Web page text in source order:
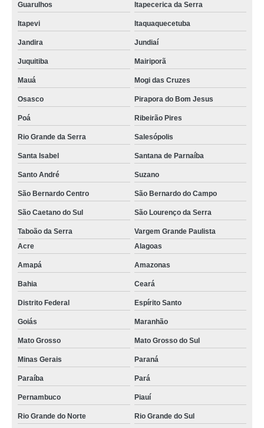
Guarulhos Itapecerica da Serra
Itapevi Itaquaquecetuba
Jandira Jundiaí
Juquitiba Mairiporã
Mauá Mogi das Cruzes
Osasco Pirapora do Bom Jesus
Poá Ribeirão Pires
Rio Grande da Serra Salesópolis
Santa Isabel Santana de Parnaíba
Santo André Suzano
São Bernardo Centro São Bernardo do Campo
São Caetano do Sul São Lourenço da Serra
Taboão da Serra
Vargem Grande Paulista
Acre
Alagoas
Amapá Amazonas
Bahia Ceará
Distrito Federal Espírito Santo
Goiás Maranhão
Mato Grosso Mato Grosso do Sul
Minas Gerais Paraná
Paraíba Pará
Pernambuco Piauí
Rio Grande do Norte Rio Grande do Sul